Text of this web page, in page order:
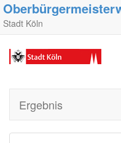
Stadt Köln
Ergebnis